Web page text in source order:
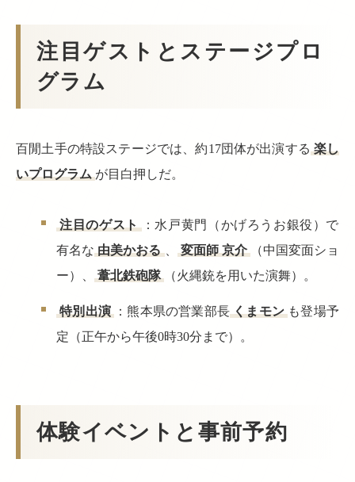
注目ゲストとステージプロ
グラム
百閒土手の特設ステージでは、約17団体が出演する 楽し
いプログラム が目白押しだ。
注目のゲスト ：水戸黄門（かげろうお銀役）で
有名な 由美かおる 、 変面師 京介 （中国変面ショ
ー）、 葦北鉄砲隊 （火縄銃を用いた演舞）。
特別出演 ：熊本県の営業部長 くまモン も登場予
定（正午から午後0時30分まで）。
体験イベントと事前予約